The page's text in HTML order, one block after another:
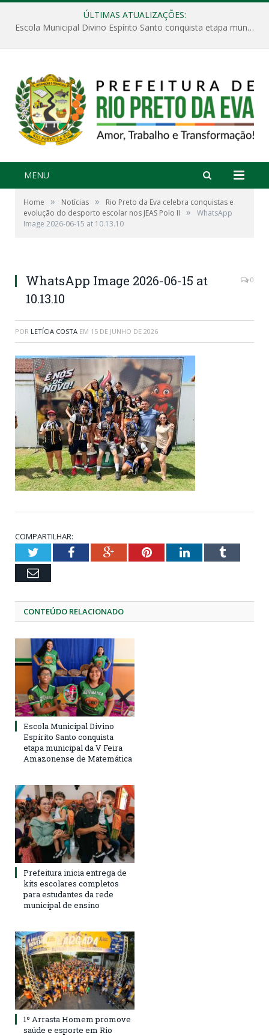
ÚLTIMAS ATUALIZAÇÕES:
Escola Municipal Divino Espírito Santo conquista etapa municipal da V Feira Amazonense de Matemática
MENU
Home » Notícias »
Rio Preto da Eva celebra conquistas e
evolução do desporto escolar nos JEAS Polo II
»
WhatsApp
Image 2026-06-15 at 10.13.10
WhatsApp Image 2026-06-15 at
10.13.10
0
POR LETÍCIA COSTA EM 15 DE JUNHO DE 2026
COMPARTILHAR:
TwitterFacebookGoogle+PinterestLinkedInTumblr
Email
CONTEÚDO RELACIONADO
Escola Municipal Divino
Espírito Santo conquista
etapa municipal da V Feira
Amazonense de Matemática
Prefeitura inicia entrega de
kits escolares completos
para estudantes da rede
municipal de ensino
1º Arrasta Homem promove
saúde e esporte em Rio